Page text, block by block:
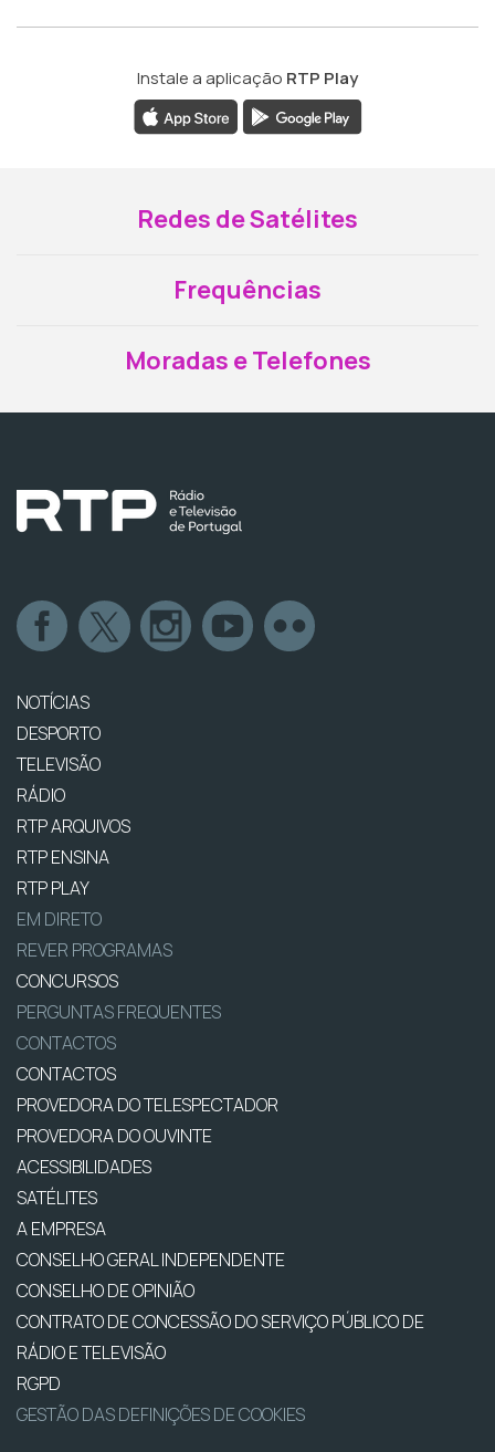
Instale a aplicação RTP Play
Redes de Satélites
Frequências
Moradas e Telefones
NOTÍCIAS
DESPORTO
TELEVISÃO
RÁDIO
RTP ARQUIVOS
RTP ENSINA
RTP PLAY
EM DIRETO
REVER PROGRAMAS
CONCURSOS
PERGUNTAS FREQUENTES
CONTACTOS
CONTACTOS
PROVEDORA DO TELESPECTADOR
PROVEDORA DO OUVINTE
ACESSIBILIDADES
SATÉLITES
A EMPRESA
CONSELHO GERAL INDEPENDENTE
CONSELHO DE OPINIÃO
CONTRATO DE CONCESSÃO DO SERVIÇO PÚBLICO DE
RÁDIO E TELEVISÃO
RGPD
GESTÃO DAS DEFINIÇÕES DE COOKIES